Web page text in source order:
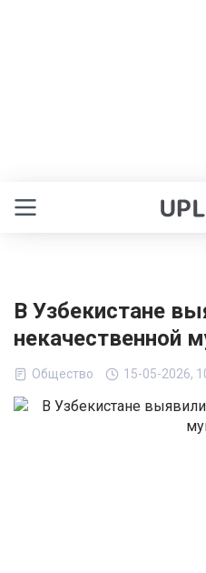
В Узбекистане
некачественной
Общество 15-05-2026,